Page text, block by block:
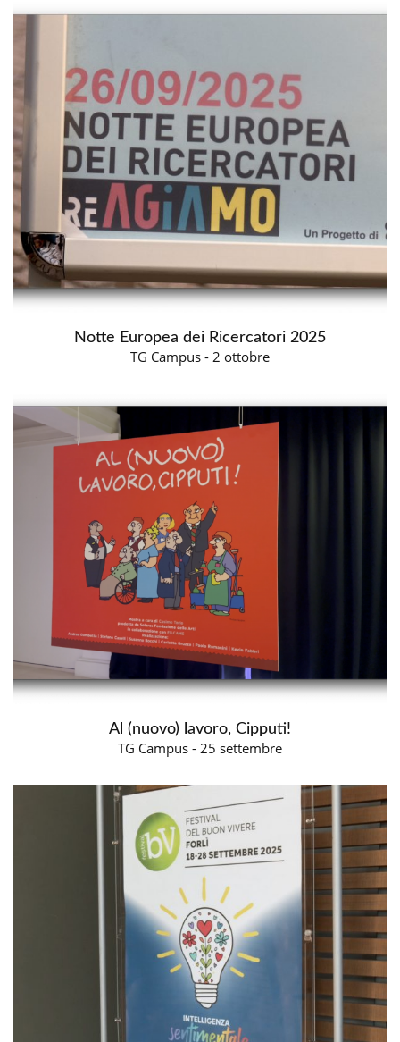
Notte Europea dei Ricercatori 2025
TG Campus - 2 ottobre
Al (nuovo) lavoro, Cipputi!
TG Campus - 25 settembre